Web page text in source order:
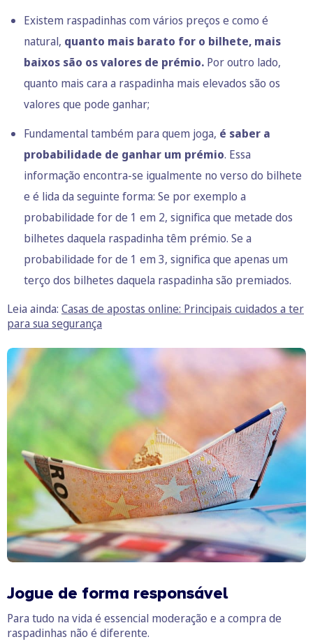
Existem raspadinhas com vários preços e como é
natural, quanto mais barato for o bilhete, mais
baixos são os valores de prémio. Por outro lado,
quanto mais cara a raspadinha mais elevados são os
valores que pode ganhar;
Fundamental também para quem joga, é saber a
probabilidade de ganhar um prémio. Essa
informação encontra-se igualmente no verso do bilhete
e é lida da seguinte forma: Se por exemplo a
probabilidade for de 1 em 2, significa que metade dos
bilhetes daquela raspadinha têm prémio. Se a
probabilidade for de 1 em 3, significa que apenas um
terço dos bilhetes daquela raspadinha são premiados.
Leia ainda: Casas de apostas online: Principais cuidados a ter
para sua segurança
Jogue de forma responsável
Para tudo na vida é essencial moderação e a compra de
raspadinhas não é diferente.